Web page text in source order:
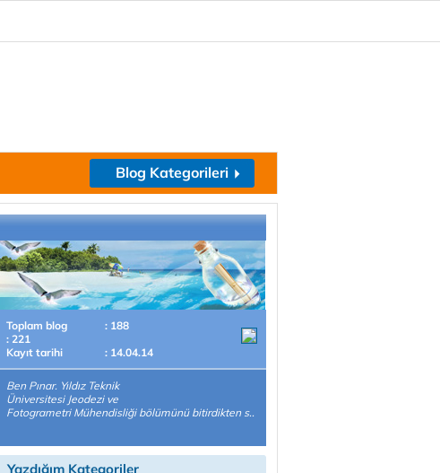
Blog Kategorileri
Toplam blog
: 188
: 221
Kayıt tarihi
: 14.04.14
Ben Pınar. Yıldız Teknik
Üniversitesi Jeodezi ve
Fotogrametri Mühendisliği bölümünü bitirdikten s..
Yazdığım Kategoriler